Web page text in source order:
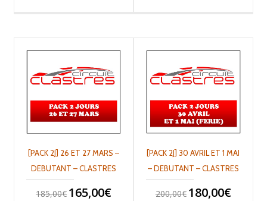
[PACK 2J] 26 ET 27 MARS –
DEBUTANT – CLASTRES
185,00€ 165,00€
[PACK 2J] 30 AVRIL ET 1 MAI
– DEBUTANT – CLASTRES
200,00€ 180,00€